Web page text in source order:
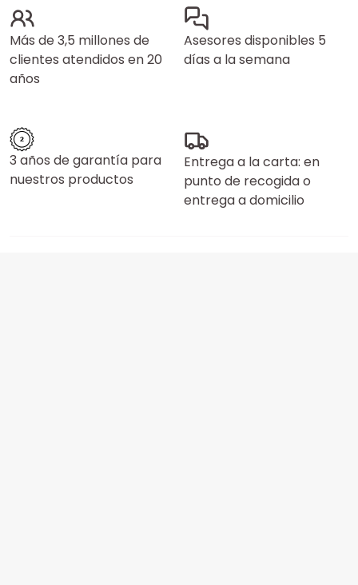
Más de 3,5 millones de
clientes atendidos en 20
años
Asesores disponibles 5
días a la semana
3 años de garantía para
nuestros productos
Entrega a la carta: en
punto de recogida o
entrega a domicilio